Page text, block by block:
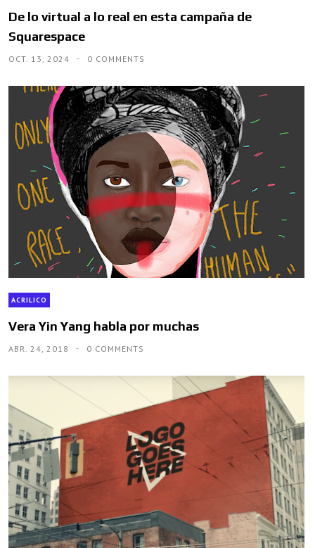
De lo virtual a lo real en esta campaña de
Squarespace
OCT. 13, 2024 0 COMMENTS
ACRILICO
Vera Yin Yang habla por muchas
ABR. 24, 2018 0 COMMENTS